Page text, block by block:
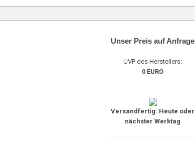
Unser Preis auf Anfrage
UVP des Herstellers:
0 EURO
Versandfertig: Heute oder
nächster Werktag